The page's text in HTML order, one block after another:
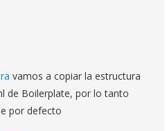
vamos a copiar la estructura
de Boilerplate, por lo tanto
por defecto